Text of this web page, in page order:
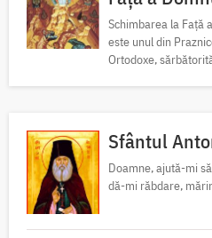
Schimbarea la Față
este unul din
Ortodoxe,
Sfântul
Doamne, ajută-mi
dă-mi răbdare,